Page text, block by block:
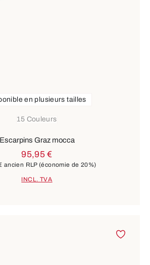
15 Couleurs
en plusieurs tailles
Escarpins Graz mocca
95,95 €
ancien RLP(économie de 20%)
INCL. TVA